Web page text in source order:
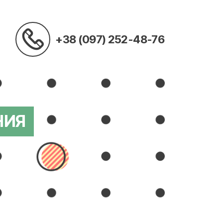
+38 (097) 252-48-76